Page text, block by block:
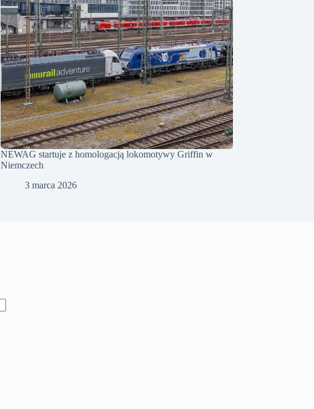
NEWAG startuje z homologacją lokomotywy Griffin w
Niemczech
3 marca 2026